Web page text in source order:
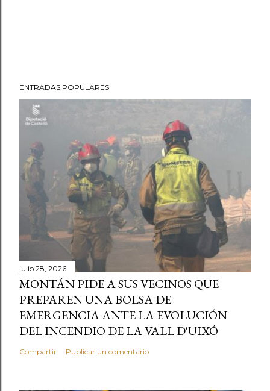
ENTRADAS POPULARES
julio 28, 2026
MONTÁN PIDE A SUS VECINOS QUE
PREPAREN UNA BOLSA DE
EMERGENCIA ANTE LA EVOLUCIÓN
DEL INCENDIO DE LA VALL D'UIXÓ
Compartir Publicar un comentario